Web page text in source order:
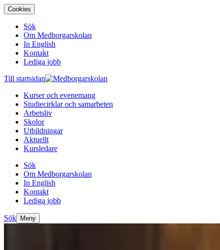
Cookies
Sök
Om Medborgarskolan
In English
Kontakt
Lediga jobb
Till startsidan
Kurser och evenemang
Studiecirklar och samarbeten
Arbetsliv
Skolor
Utbildningar
Aktuellt
Kursledare
Sök
Om Medborgarskolan
In English
Kontakt
Lediga jobb
Sök Meny